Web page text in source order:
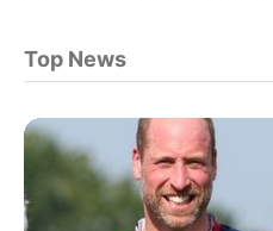
Top News